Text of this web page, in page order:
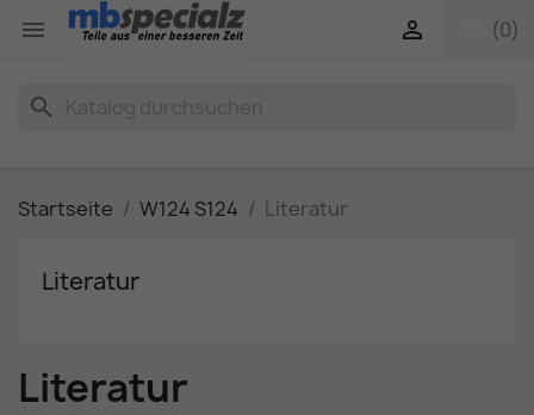
 (0)

search
Startseite W124 S124 Literatur
Literatur
Literatur